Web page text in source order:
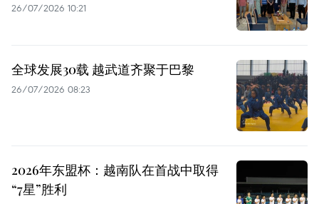
26/07/2026 10:21
全球发展30载 越武道齐聚于巴黎
26/07/2026 08:23
2026年东盟杯：越南队在首战中取得
“7星”胜利